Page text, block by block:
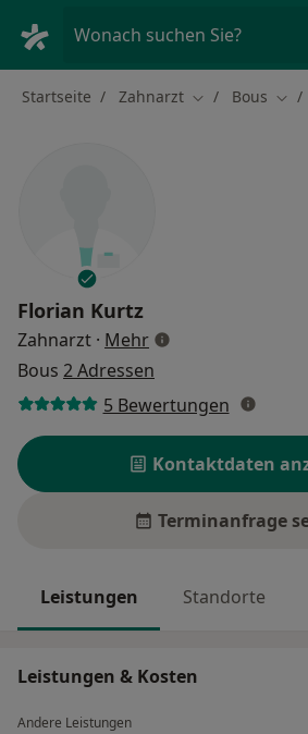
Wonach suchen Sie?
Startseite Zahnarzt Stadt ändern
Bous
Florian Kurtz
Zahnarzt · Mehrüber
Bous 2 Adressen
5 Bewertungen
Kontaktdaten
Terminanfrage
Leistungen Standorte
Leistungen & Kosten
Andere Leistungen